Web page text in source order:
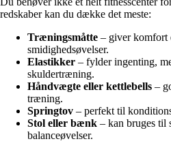
redskaber kan du dække det meste:
Træningsmåtte – giver komfort
smidighedsøvelser.
Elastikker – fylder ingenting,
skuldertræning.
Håndvægte eller kettlebells –
træning.
Springtov – perfekt til
Stol eller bænk – kan bruges til
balanceøvelser.